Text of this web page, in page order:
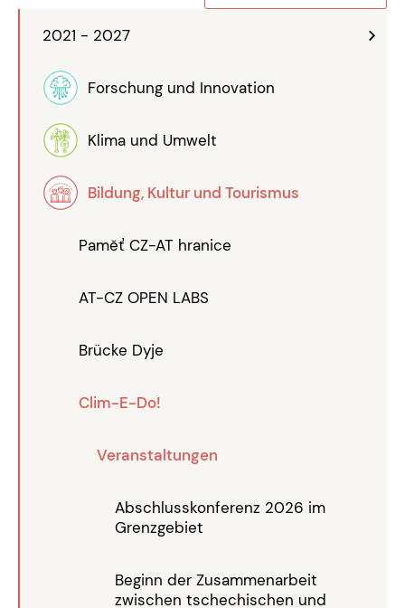
2021 - 2027
Forschung und Innovation
Klima und Umwelt
Bildung, Kultur und Tourismus
Paměť CZ-AT hranice
AT-CZ OPEN LABS
Brücke Dyje
Clim-E-Do!
Veranstaltungen
Abschlusskonferenz 2026 im
Grenzgebiet
Beginn der Zusammenarbeit
zwischen tschechischen und